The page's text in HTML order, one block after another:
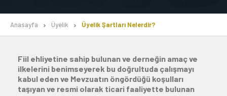
Yayınlar
Sosyal Sorumluluk
Anasayfa Üyelik Üyelik Şartları Nelerdir?
Fiil ehliyetine sahip bulunan ve derneğin amaç ve
ilkelerini benimseyerek bu doğrultuda çalışmayı
kabul eden ve Mevzuatın öngördüğü koşulları
taşıyan ve resmi olarak ticari faaliyette bulunan